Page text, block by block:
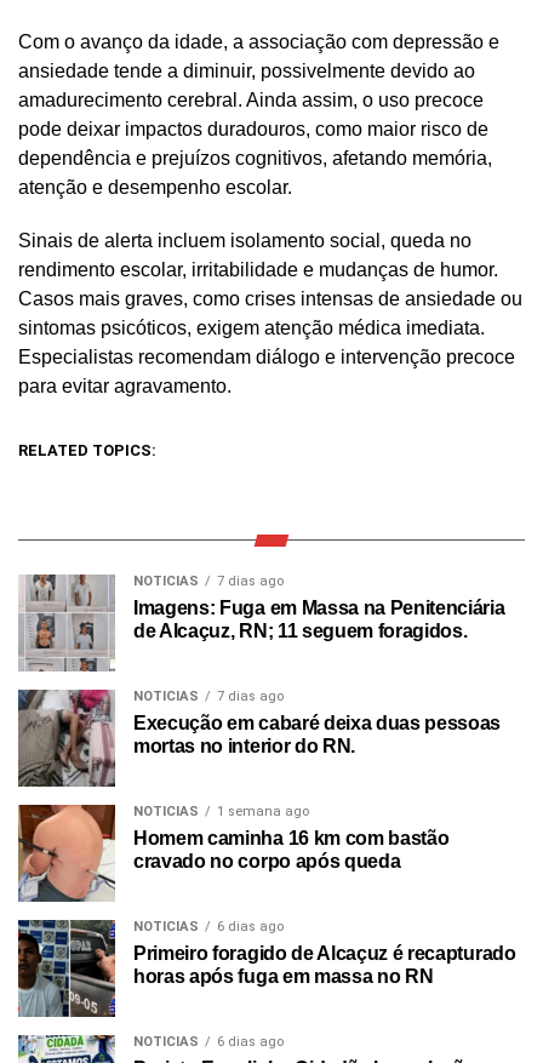
Com o avanço da idade, a associação com depressão e
ansiedade tende a diminuir, possivelmente devido ao
amadurecimento cerebral. Ainda assim, o uso precoce
pode deixar impactos duradouros, como maior risco de
dependência e prejuízos cognitivos, afetando memória,
atenção e desempenho escolar.
Sinais de alerta incluem isolamento social, queda no
rendimento escolar, irritabilidade e mudanças de humor.
Casos mais graves, como crises intensas de ansiedade ou
sintomas psicóticos, exigem atenção médica imediata.
Especialistas recomendam diálogo e intervenção precoce
para evitar agravamento.
RELATED TOPICS:
NOTICIAS 7 dias ago
Imagens: Fuga em Massa na Penitenciária
de Alcaçuz, RN; 11 seguem foragidos.
NOTICIAS 7 dias ago
Execução em cabaré deixa duas pessoas
mortas no interior do RN.
NOTICIAS 1 semana ago
Homem caminha 16 km com bastão
cravado no corpo após queda
NOTICIAS 6 dias ago
Primeiro foragido de Alcaçuz é recapturado
horas após fuga em massa no RN
NOTICIAS 6 dias ago